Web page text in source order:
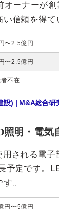
ーナーが
信頼を得て
〜2.5億円
〜2.5億円
不在
設) | M&A総合研
明・電気
される電
予定です。
。
円〜5億円